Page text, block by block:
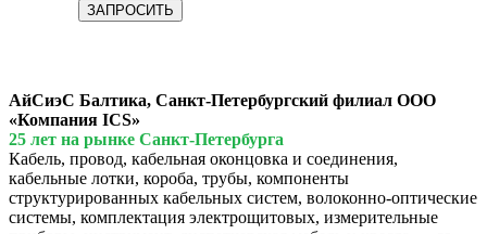
ЗАПРОСИТЬ
АйСиэС Балтика, Санкт-Петербургский филиал ООО
«Компания ICS»
25 лет на рынке Санкт-Петербурга
Кабель, провод, кабельная оконцовка и соединения,
кабельные лотки, короба, трубы, компоненты
структурированных кабельных систем, волоконно-оптические
системы, комплектация электрощитовых, измерительные